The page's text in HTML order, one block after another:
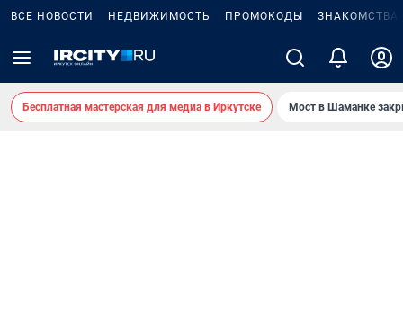
ВСЕ НОВОСТИ НЕДВИЖИМОСТЬ ПРОМОКОДЫ ЗНАКОМСТВА
Бесплатная мастерская для медиа в Иркутске Мост в Шаманке